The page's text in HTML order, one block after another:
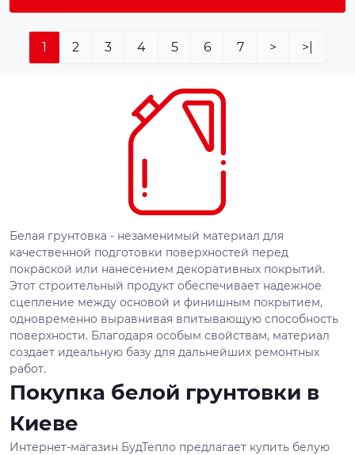
1 2 3 4 5 6 7 > >|
Белая грунтовка - незаменимый материал для
качественной подготовки поверхностей перед
покраской или нанесением декоративных покрытий.
Этот строительный продукт обеспечивает надежное
сцепление между основой и финишным покрытием,
одновременно выравнивая впитывающую способность
поверхности. Благодаря особым свойствам, материал
создает идеальную базу для дальнейших ремонтных
работ.
Покупка белой грунтовки в
Киеве
Интернет-магазин БудТепло предлагает купить белую